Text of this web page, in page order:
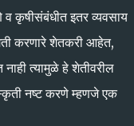
व कृषीसंबंधीत इतर व्यवसाय
करणारे शेतकरी आहेत,
त्यामुळे हे शेतीवरील
नष्ट करणे म्हणजे एक